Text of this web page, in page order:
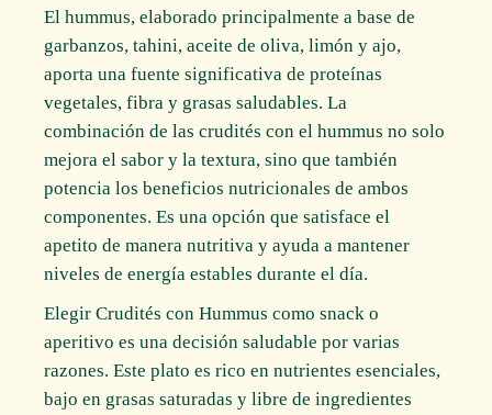
El hummus, elaborado principalmente a base de
garbanzos, tahini, aceite de oliva, limón y ajo,
aporta una fuente significativa de proteínas
vegetales, fibra y grasas saludables. La
combinación de las crudités con el hummus no solo
mejora el sabor y la textura, sino que también
potencia los beneficios nutricionales de ambos
componentes. Es una opción que satisface el
apetito de manera nutritiva y ayuda a mantener
niveles de energía estables durante el día.
Elegir Crudités con Hummus como snack o
aperitivo es una decisión saludable por varias
razones. Este plato es rico en nutrientes esenciales,
bajo en grasas saturadas y libre de ingredientes